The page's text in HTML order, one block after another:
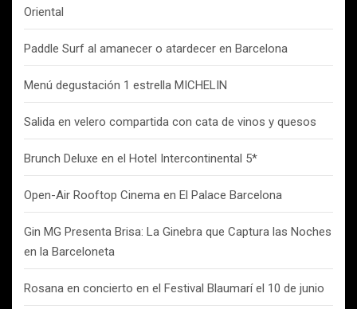
Oriental
Paddle Surf al amanecer o atardecer en Barcelona
Menú degustación 1 estrella MICHELIN
Salida en velero compartida con cata de vinos y quesos
Brunch Deluxe en el Hotel Intercontinental 5*
Open-Air Rooftop Cinema en El Palace Barcelona
Gin MG Presenta Brisa: La Ginebra que Captura las Noches
en la Barceloneta
Rosana en concierto en el Festival Blaumarí el 10 de junio